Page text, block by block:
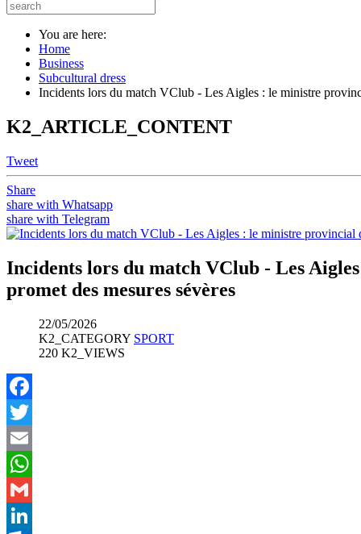
You are here:
Home
Business
Subcultural dress
Incidents lors du match VClub - Les Aigles : le ministre
K2_ARTICLE_CONTENT
Tweet
Share
share with Whatsapp
share with Telegram
Incidents lors du match VClub - Les
promet des mesures sévères
22/05/2026
K2_CATEGORY SPORT
220 K2_VIEWS
Facebook
Twitter
Email
WhatsApp
Gmail